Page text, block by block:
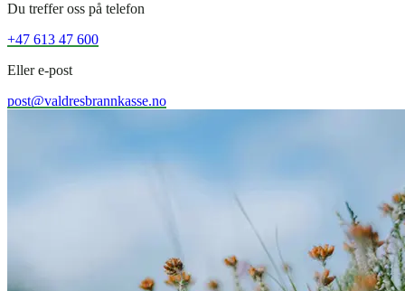
Du treffer oss på telefon
+47 613 47 600
Eller e-post
post@valdresbrannkasse.no